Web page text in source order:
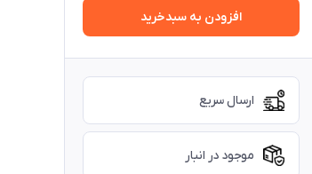
افزودن به سبدخرید
ارسال سریع
موجود در انبار